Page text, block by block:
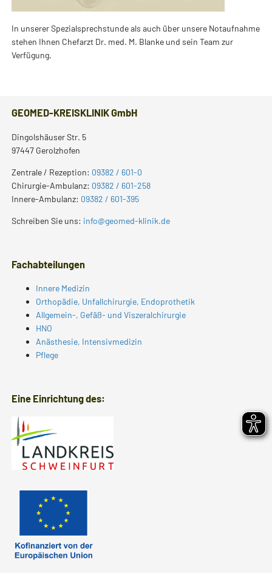
In unserer Spezialsprechstunde als auch über unsere Notaufnahme
stehen Ihnen Chefarzt Dr. med. M. Blanke und sein Team zur
Verfügung.
GEOMED-KREISKLINIK GmbH
Dingolshäuser Str. 5
97447 Gerolzhofen
Zentrale / Rezeption: 09382 / 601-0
Chirurgie-Ambulanz: 09382 / 601-258
Innere-Ambulanz: 09382 / 601-395
Schreiben Sie uns: info@geomed-klinik.de
Fachabteilungen
Innere Medizin
Orthopädie, Unfallchirurgie, Endoprothetik
Allgemein-, Gefäß- und Viszeralchirurgie
HNO
Anästhesie, Intensivmedizin
Pflege
Eine Einrichtung des: